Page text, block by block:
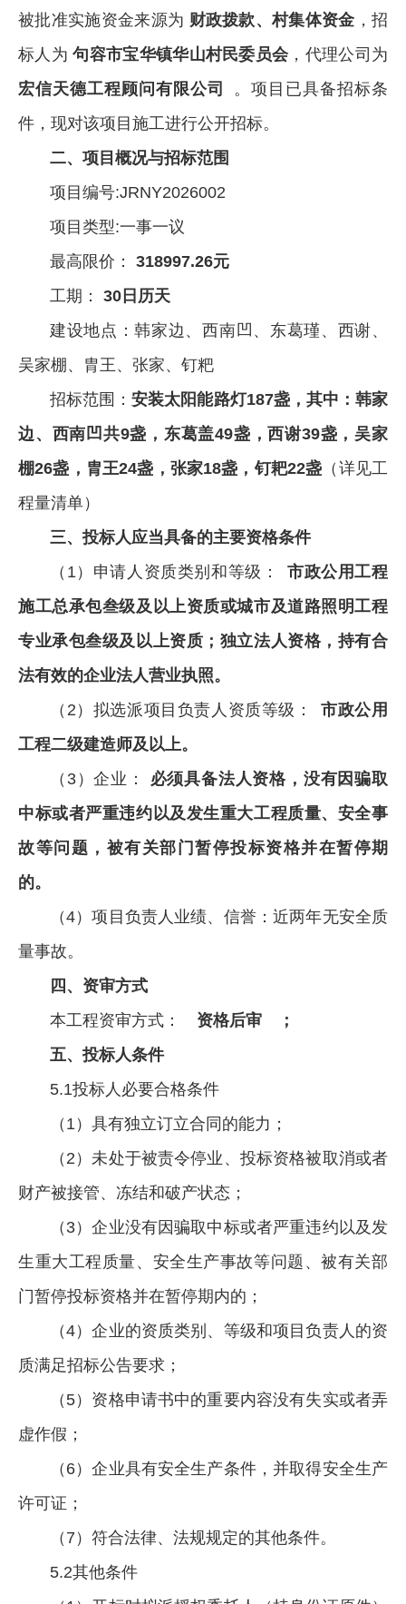
被批准实施资金来源为 财政拨款、村集体资金 ，招
标人为 句容市宝华镇华山村民委员会，代理公司为
宏信天德工程顾问有限公司 。项目已具备招标条
件，现对该项目施工进行公开招标。
二、项目概况与招标范围
项目编号:JRNY2026002
项目类型:一事一议
最高限价：
318997.26元
工期：
30日历天
建设地点：韩家边、西南凹、东葛瑾、西谢、
吴家棚、胄王、张家、钉粑
招标范围：安装太阳能路灯187盏，其中：韩家
边、西南凹共9盏，东葛盖49盏，西谢39盏，吴家
棚26盏，胄王24盏，张家18盏，钉耙22盏 （详见工
程量清单）
三、投标人应当具备的主要资格条件
（1）申请人资质类别和等级：
市政公用工程
施工总承包叁级及以上资质或城市及道路照明工程
专业承包叁级及以上资质；独立法人资格，持有合
法有效的企业法人营业执照。
（2）拟选派项目负责人资质等级：
市政公用
工程二级建造师及以上。
（3）企业： 必须具备法人资格，没有因骗取
中标或者严重违约以及发生重大工程质量、安全事
故等问题，被有关部门暂停投标资格并在暂停期
的。
（4）项目负责人业绩、信誉：近两年无安全质
量事故。
四、资审方式
本工程资审方式：
资格后审 ；
五、投标人条件
5.1投标人必要合格条件
（1）具有独立订立合同的能力；
（2）未处于被责令停业、投标资格被取消或者
财产被接管、冻结和破产状态；
（3）企业没有因骗取中标或者严重违约以及发
生重大工程质量、安全生产事故等问题、被有关部
门暂停投标资格并在暂停期内的；
（4）企业的资质类别、等级和项目负责人的资
质满足招标公告要求；
（5）资格申请书中的重要内容没有失实或者弄
虚作假；
（6）企业具有安全生产条件，并取得安全生产
许可证；
（7）符合法律、法规规定的其他条件。
5.2其他条件